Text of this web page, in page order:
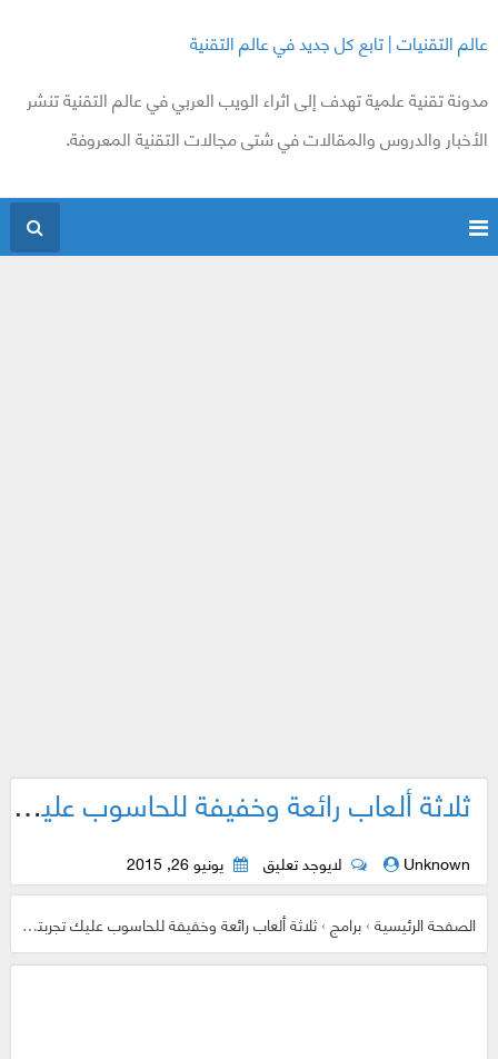
عالم التقنيات | تابع كل جديد في عالم التقنية
مدونة تقنية علمية تهدف إلى اثراء الويب العربي في عالم التقنية تنشر
الأخبار والدروس والمقالات في شتى مجالات التقنية المعروفة.
ثلاثة ألعاب رائعة وخفيفة للحاسوب عليك تجربتها و الإستمتاع بها
Unknown لايوجد تعليق يونيو 26, 2015
الصفحة الرئيسية›برامج›ثلاثة ألعاب رائعة وخفيفة للحاسوب عليك تجربتها و الإستمتاع بها